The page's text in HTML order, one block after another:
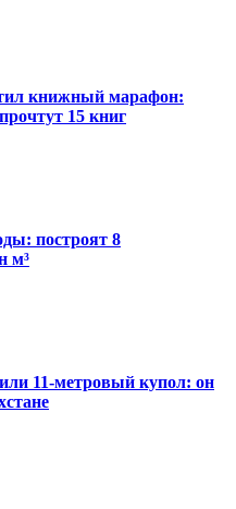
книжный марафон:
15 книг
построят 8
м³
11-метровый купол: он